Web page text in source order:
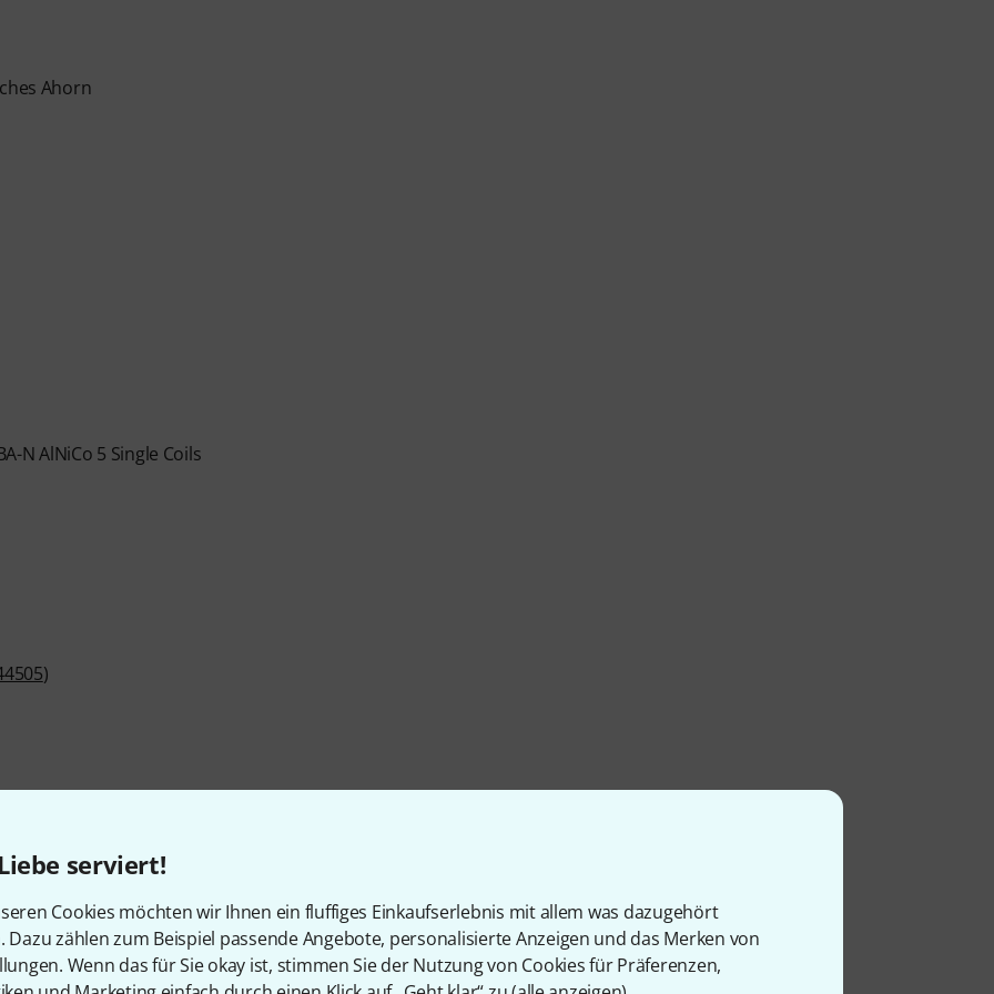
serviert!
Cookies möchten wir Ihnen ein fluffiges Einkaufserlebnis mit allem was dazugehört
Dazu zählen zum Beispiel passende Angebote, personalisierte Anzeigen und das Merken von
Wenn das für Sie okay ist, stimmen Sie der Nutzung von Cookies für Präferenzen,
seine rhythmische Meisterklasse und seine
Entdecke strukturierte Lektionen, Play-along-
Ahorn
N AlNiCo 5 Single Coils
)
Artikelnummer 523526
Farbe Sea Foam Green